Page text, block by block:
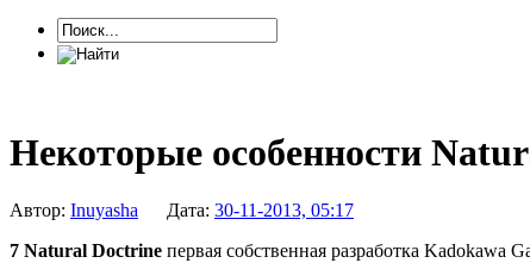
Некоторые особенности
Автор: Inuyasha Дата: 30-11-2013, 05:17
7 Natural Doctrine первая собственная разработка Kadokawa